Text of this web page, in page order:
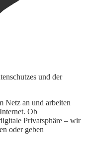
und der
Netz an und arbeiten
Ob
Privatsphäre – wir
oder geben